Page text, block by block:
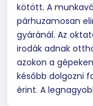
kötött. A
párhuzamosan
gyáránál. Az
irodák adnak
azokon a
később dolgozni
érint. A